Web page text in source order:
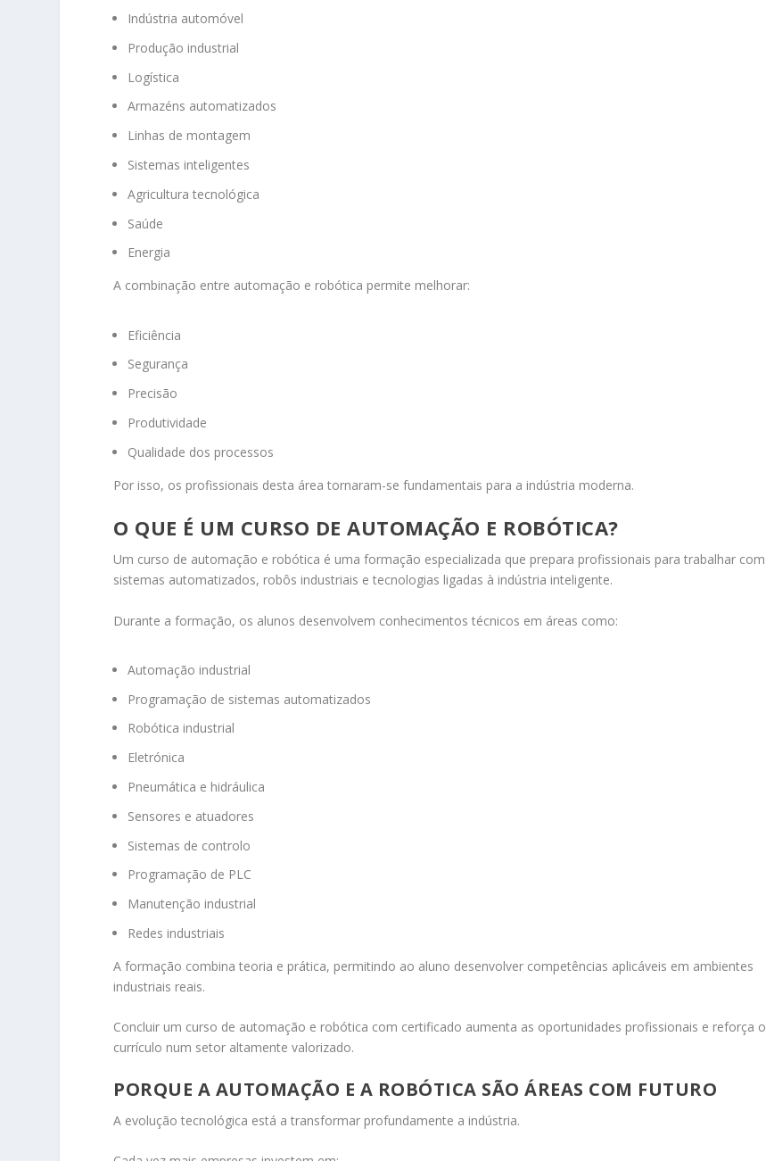
Indústria automóvel
Produção industrial
Logística
Armazéns automatizados
Linhas de montagem
Sistemas inteligentes
Agricultura tecnológica
Saúde
Energia
A combinação entre automação e robótica permite melhorar:
Eficiência
Segurança
Precisão
Produtividade
Qualidade dos processos
Por isso, os profissionais desta área tornaram-se fundamentais para a indústria moderna.
O QUE É UM CURSO DE AUTOMAÇÃO E ROBÓTICA?
Um curso de automação e robótica é uma formação especializada que prepara profissionais para trabalhar com
sistemas automatizados, robôs industriais e tecnologias ligadas à indústria inteligente.
Durante a formação, os alunos desenvolvem conhecimentos técnicos em áreas como:
Automação industrial
Programação de sistemas automatizados
Robótica industrial
Eletrónica
Pneumática e hidráulica
Sensores e atuadores
Sistemas de controlo
Programação de PLC
Manutenção industrial
Redes industriais
A formação combina teoria e prática, permitindo ao aluno desenvolver competências aplicáveis em ambientes
industriais reais.
Concluir um curso de automação e robótica com certificado aumenta as oportunidades profissionais e reforça o
currículo num setor altamente valorizado.
PORQUE A AUTOMAÇÃO E A ROBÓTICA SÃO ÁREAS COM FUTURO
A evolução tecnológica está a transformar profundamente a indústria.